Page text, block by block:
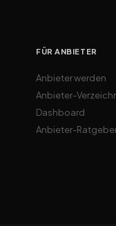
FÜR ANBIETER
Anbieter werden
Anbieter-
Dashboard
Anbieter-